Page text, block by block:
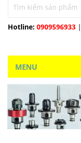
Hotline: 0909596933
MENU